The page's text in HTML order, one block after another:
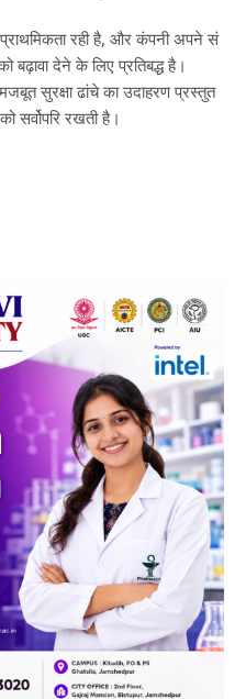
प्राथमिकता रही है, और कंपनी अपने सं
देने के लिए प्रतिबद्ध है।
सुरक्षा ढांचे का उदाहरण प्रस्तुत
सर्वोपरि रखती है।